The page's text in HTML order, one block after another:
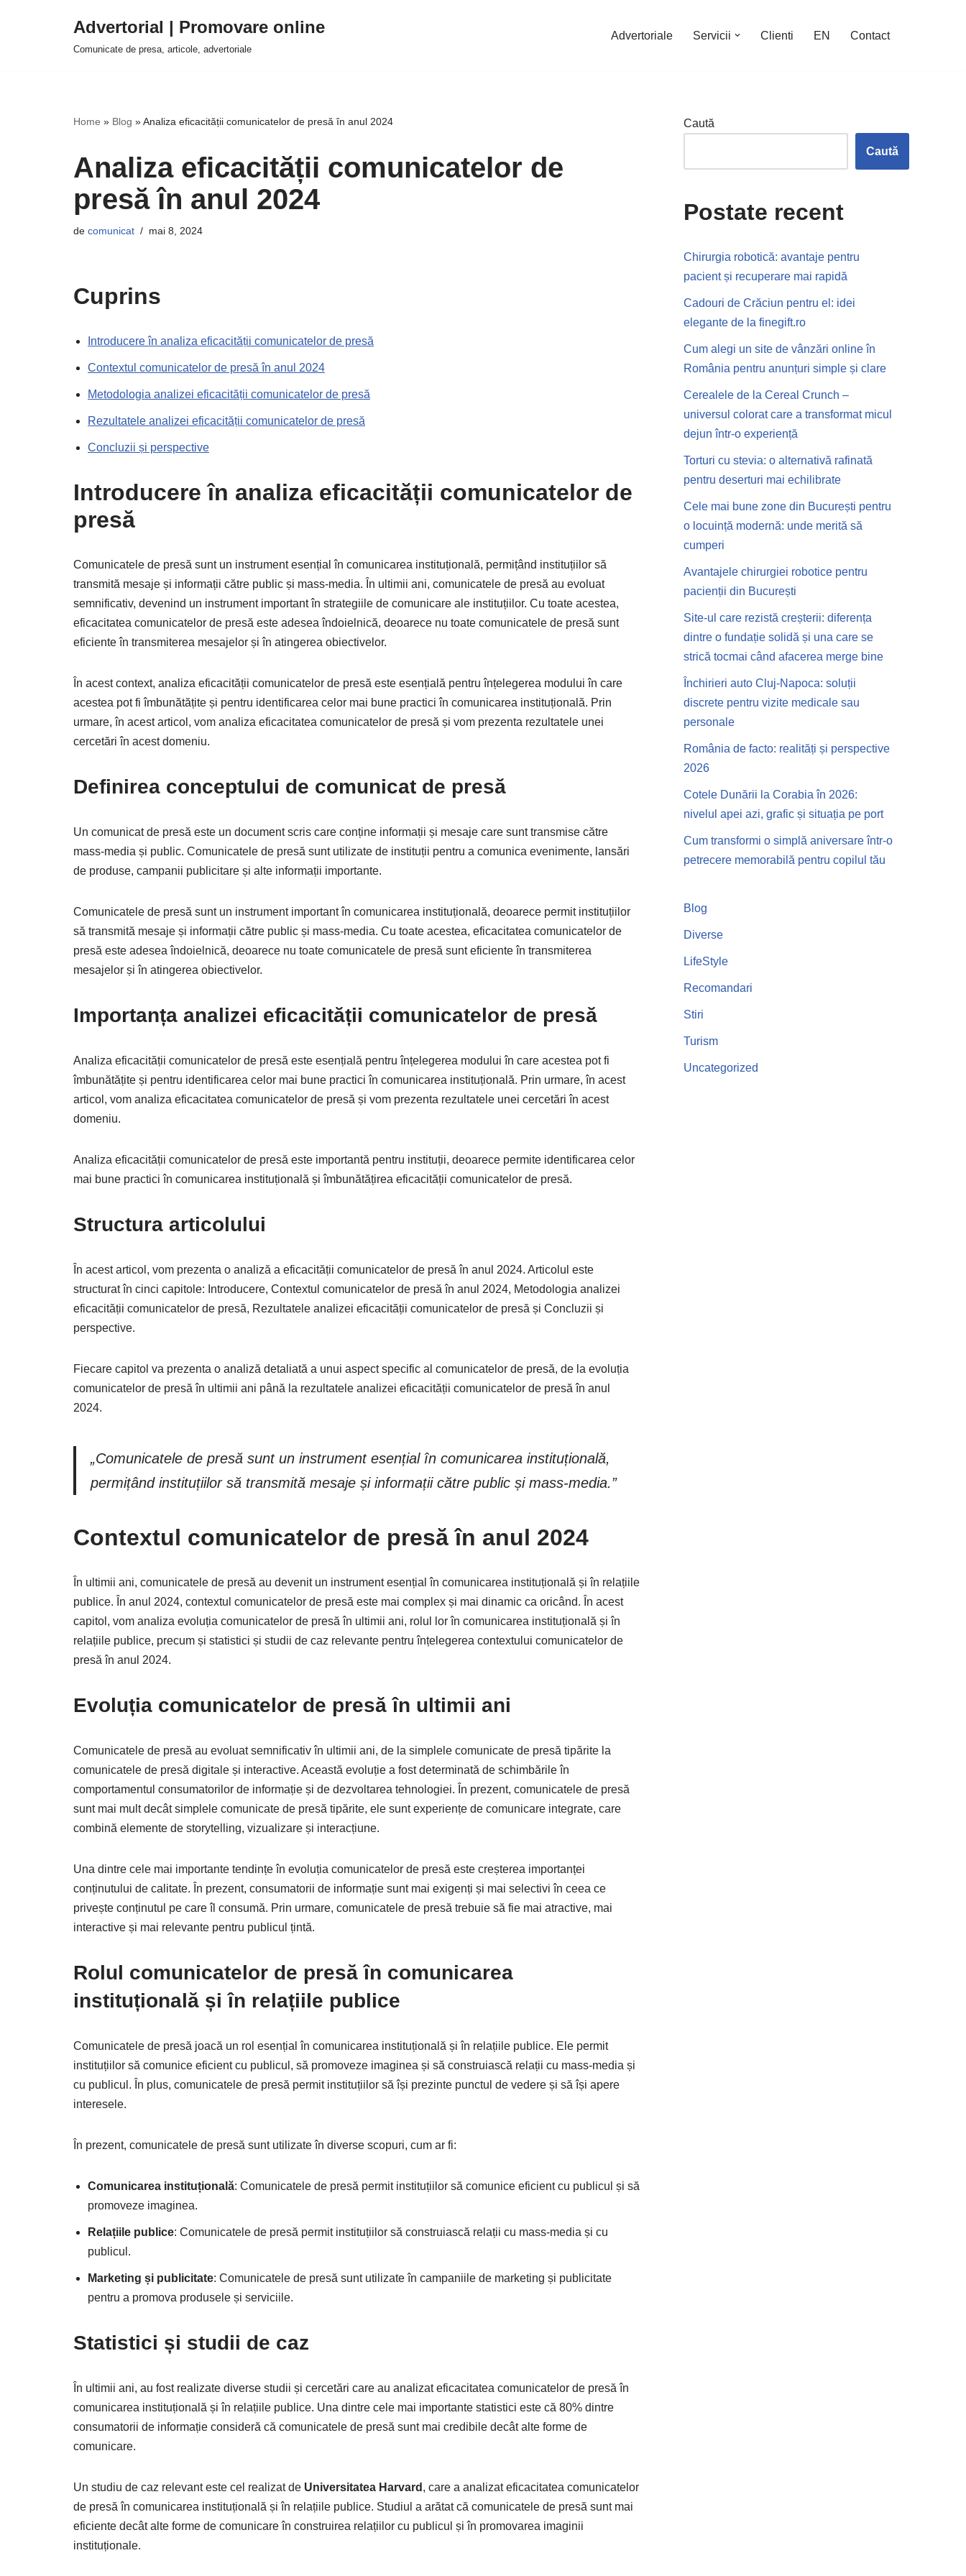
Advertorial | Promovare online
Comunicate de presa, articole, advertoriale
Advertoriale Servicii Clienti EN Contact
Home » Blog »Analiza eficacității comunicatelor de presă în anul 2024
Analiza eficacității comunicatelor de
presă în anul 2024
de comunicat mai 8, 2024
Cuprins
Introducere în analiza eficacității comunicatelor de presă
Contextul comunicatelor de presă în anul 2024
Metodologia analizei eficacității comunicatelor de presă
Rezultatele analizei eficacității comunicatelor de presă
Concluzii și perspective
Introducere în analiza eficacității comunicatelor de
presă
Comunicatele de presă sunt un instrument esențial în comunicarea instituțională, permițând instituțiilor să
transmită mesaje și informații către public și mass-media. În ultimii ani, comunicatele de presă au evoluat
semnificativ, devenind un instrument important în strategiile de comunicare ale instituțiilor. Cu toate acestea,
eficacitatea comunicatelor de presă este adesea îndoielnică, deoarece nu toate comunicatele de presă sunt
eficiente în transmiterea mesajelor și în atingerea obiectivelor.
În acest context, analiza eficacității comunicatelor de presă este esențială pentru înțelegerea modului în care
acestea pot fi îmbunătățite și pentru identificarea celor mai bune practici în comunicarea instituțională. Prin
urmare, în acest articol, vom analiza eficacitatea comunicatelor de presă și vom prezenta rezultatele unei
cercetări în acest domeniu.
Definirea conceptului de comunicat de presă
Un comunicat de presă este un document scris care conține informații și mesaje care sunt transmise către
mass-media și public. Comunicatele de presă sunt utilizate de instituții pentru a comunica evenimente, lansări
de produse, campanii publicitare și alte informații importante.
Comunicatele de presă sunt un instrument important în comunicarea instituțională, deoarece permit instituțiilor
să transmită mesaje și informații către public și mass-media. Cu toate acestea, eficacitatea comunicatelor de
presă este adesea îndoielnică, deoarece nu toate comunicatele de presă sunt eficiente în transmiterea
mesajelor și în atingerea obiectivelor.
Importanța analizei eficacității comunicatelor de presă
Analiza eficacității comunicatelor de presă este esențială pentru înțelegerea modului în care acestea pot fi
îmbunătățite și pentru identificarea celor mai bune practici în comunicarea instituțională. Prin urmare, în acest
articol, vom analiza eficacitatea comunicatelor de presă și vom prezenta rezultatele unei cercetări în acest
domeniu.
Analiza eficacității comunicatelor de presă este importantă pentru instituții, deoarece permite identificarea celor
mai bune practici în comunicarea instituțională și îmbunătățirea eficacității comunicatelor de presă.
Structura articolului
În acest articol, vom prezenta o analiză a eficacității comunicatelor de presă în anul 2024. Articolul este
structurat în cinci capitole: Introducere, Contextul comunicatelor de presă în anul 2024, Metodologia analizei
eficacității comunicatelor de presă, Rezultatele analizei eficacității comunicatelor de presă și Concluzii și
perspective.
Fiecare capitol va prezenta o analiză detaliată a unui aspect specific al comunicatelor de presă, de la evoluția
comunicatelor de presă în ultimii ani până la rezultatele analizei eficacității comunicatelor de presă în anul
2024.
„Comunicatele de presă sunt un instrument esențial în comunicarea instituțională,
permițând instituțiilor să transmită mesaje și informații către public și mass-media.”
Contextul comunicatelor de presă în anul 2024
În ultimii ani, comunicatele de presă au devenit un instrument esențial în comunicarea instituțională și în relațiile
publice. În anul 2024, contextul comunicatelor de presă este mai complex și mai dinamic ca oricând. În acest
capitol, vom analiza evoluția comunicatelor de presă în ultimii ani, rolul lor în comunicarea instituțională și în
relațiile publice, precum și statistici și studii de caz relevante pentru înțelegerea contextului comunicatelor de
presă în anul 2024.
Evoluția comunicatelor de presă în ultimii ani
Comunicatele de presă au evoluat semnificativ în ultimii ani, de la simplele comunicate de presă tipărite la
comunicatele de presă digitale și interactive. Această evoluție a fost determinată de schimbările în
comportamentul consumatorilor de informație și de dezvoltarea tehnologiei. În prezent, comunicatele de presă
sunt mai mult decât simplele comunicate de presă tipărite, ele sunt experiențe de comunicare integrate, care
combină elemente de storytelling, vizualizare și interacțiune.
Una dintre cele mai importante tendințe în evoluția comunicatelor de presă este creșterea importanței
conținutului de calitate. În prezent, consumatorii de informație sunt mai exigenți și mai selectivi în ceea ce
privește conținutul pe care îl consumă. Prin urmare, comunicatele de presă trebuie să fie mai atractive, mai
interactive și mai relevante pentru publicul țintă.
Rolul comunicatelor de presă în comunicarea
instituțională și în relațiile publice
Comunicatele de presă joacă un rol esențial în comunicarea instituțională și în relațiile publice. Ele permit
instituțiilor să comunice eficient cu publicul, să promoveze imaginea și să construiască relații cu mass-media și
cu publicul. În plus, comunicatele de presă permit instituțiilor să își prezinte punctul de vedere și să își apere
interesele.
În prezent, comunicatele de presă sunt utilizate în diverse scopuri, cum ar fi:
Comunicarea instituțională: Comunicatele de presă permit instituțiilor să comunice eficient cu publicul și să
promoveze imaginea.
Relațiile publice: Comunicatele de presă permit instituțiilor să construiască relații cu mass-media și cu
publicul.
Marketing și publicitate: Comunicatele de presă sunt utilizate în campaniile de marketing și publicitate
pentru a promova produsele și serviciile.
Statistici și studii de caz
În ultimii ani, au fost realizate diverse studii și cercetări care au analizat eficacitatea comunicatelor de presă în
comunicarea instituțională și în relațiile publice. Una dintre cele mai importante statistici este că 80% dintre
consumatorii de informație consideră că comunicatele de presă sunt mai credibile decât alte forme de
comunicare.
Un studiu de caz relevant este cel realizat de Universitatea Harvard , care a analizat eficacitatea comunicatelor
de presă în comunicarea instituțională și în relațiile publice. Studiul a arătat că comunicatele de presă sunt mai
eficiente decât alte forme de comunicare în construirea relațiilor cu publicul și în promovarea imaginii
instituționale.
Caută
Caută
Postate recent
Chirurgia robotică: avantaje pentru
pacient și recuperare mai rapidă
Cadouri de Crăciun pentru el: idei
elegante de la finegift.ro
Cum alegi un site de vânzări online în
România pentru anunțuri simple și clare
Cerealele de la Cereal Crunch –
universul colorat care a transformat micul
dejun într-o experiență
Torturi cu stevia: o alternativă rafinată
pentru deserturi mai echilibrate
Cele mai bune zone din București pentru
o locuință modernă: unde merită să
cumperi
Avantajele chirurgiei robotice pentru
pacienții din București
Site-ul care rezistă creșterii: diferența
dintre o fundație solidă și una care se
strică tocmai când afacerea merge bine
Închirieri auto Cluj-Napoca: soluții
discrete pentru vizite medicale sau
personale
România de facto: realități și perspective
2026
Cotele Dunării la Corabia în 2026:
nivelul apei azi, grafic și situația pe port
Cum transformi o simplă aniversare într-o
petrecere memorabilă pentru copilul tău
Blog
Diverse
LifeStyle
Recomandari
Stiri
Turism
Uncategorized